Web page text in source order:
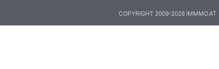
COPYRIGHT 2009-2026 IMMMO.AT